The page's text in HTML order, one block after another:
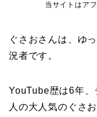
当サイトはア
ぐさおさんは、ゆ
況者です。
YouTube歴は6年
人の大人気のぐさお